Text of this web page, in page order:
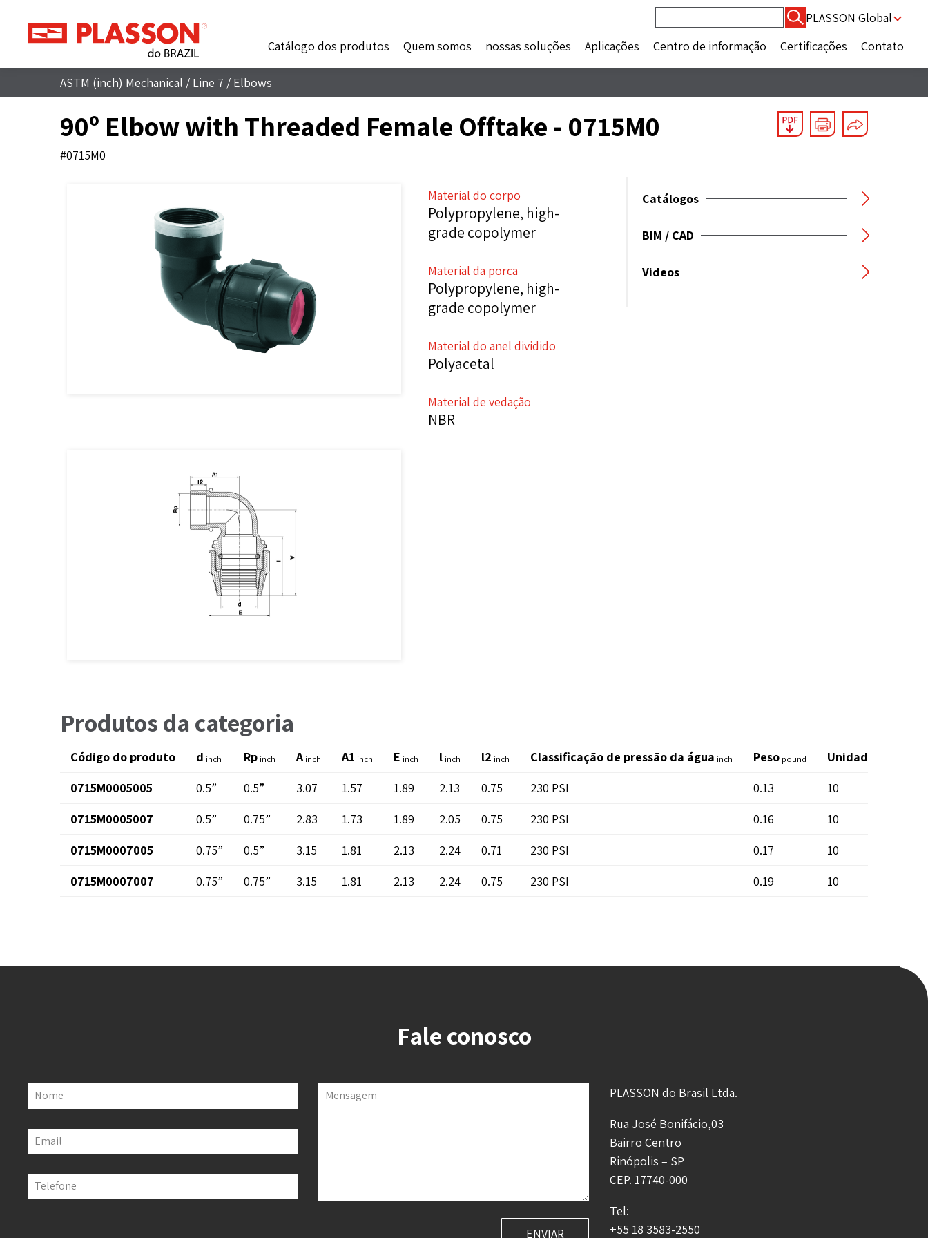
por:
PLASSON Global
Catálogo dos produtos
Quem somos nossas soluções Aplicações Centro de informação Certificações Contato
ASTM (inch) Mechanical / Line 7 / Elbows
90º Elbow with Threaded Female Offtake - 0715M0
#0715M0
Material do corpo
Polypropylene, high-
grade copolymer
Material da porca
Polypropylene, high-
grade copolymer
Material do anel dividido
Polyacetal
Material de vedação
NBR
Catálogos
BIM / CAD
Videos
Produtos da categoria
Código do produto d inch Rp inch A inch A1 inch E inch l inch l2 inch Classificação de pressão da água inch Peso pound Unidade por saco
0715M0005005 0.5” 0.5” 3.07 1.57 1.89 2.13 0.75 230 PSI 0.13
10
0715M0005007
0.5” 0.75” 2.83 1.73 1.89 2.05 0.75 230 PSI 0.16
10
0715M0007005
0.75” 0.5” 3.15 1.81 2.13 2.24 0.71 230 PSI 0.17
10
0715M0007007
0.75” 0.75” 3.15 1.81 2.13 2.24 0.75 230 PSI 0.19 10
Fale conosco
Nome
Email
Telefone
Mensagem
PLASSON do Brasil Ltda.
Rua José Bonifácio,03
Bairro Centro
Rinópolis – SP
CEP. 17740-000
Tel:
+55 18 3583-2550